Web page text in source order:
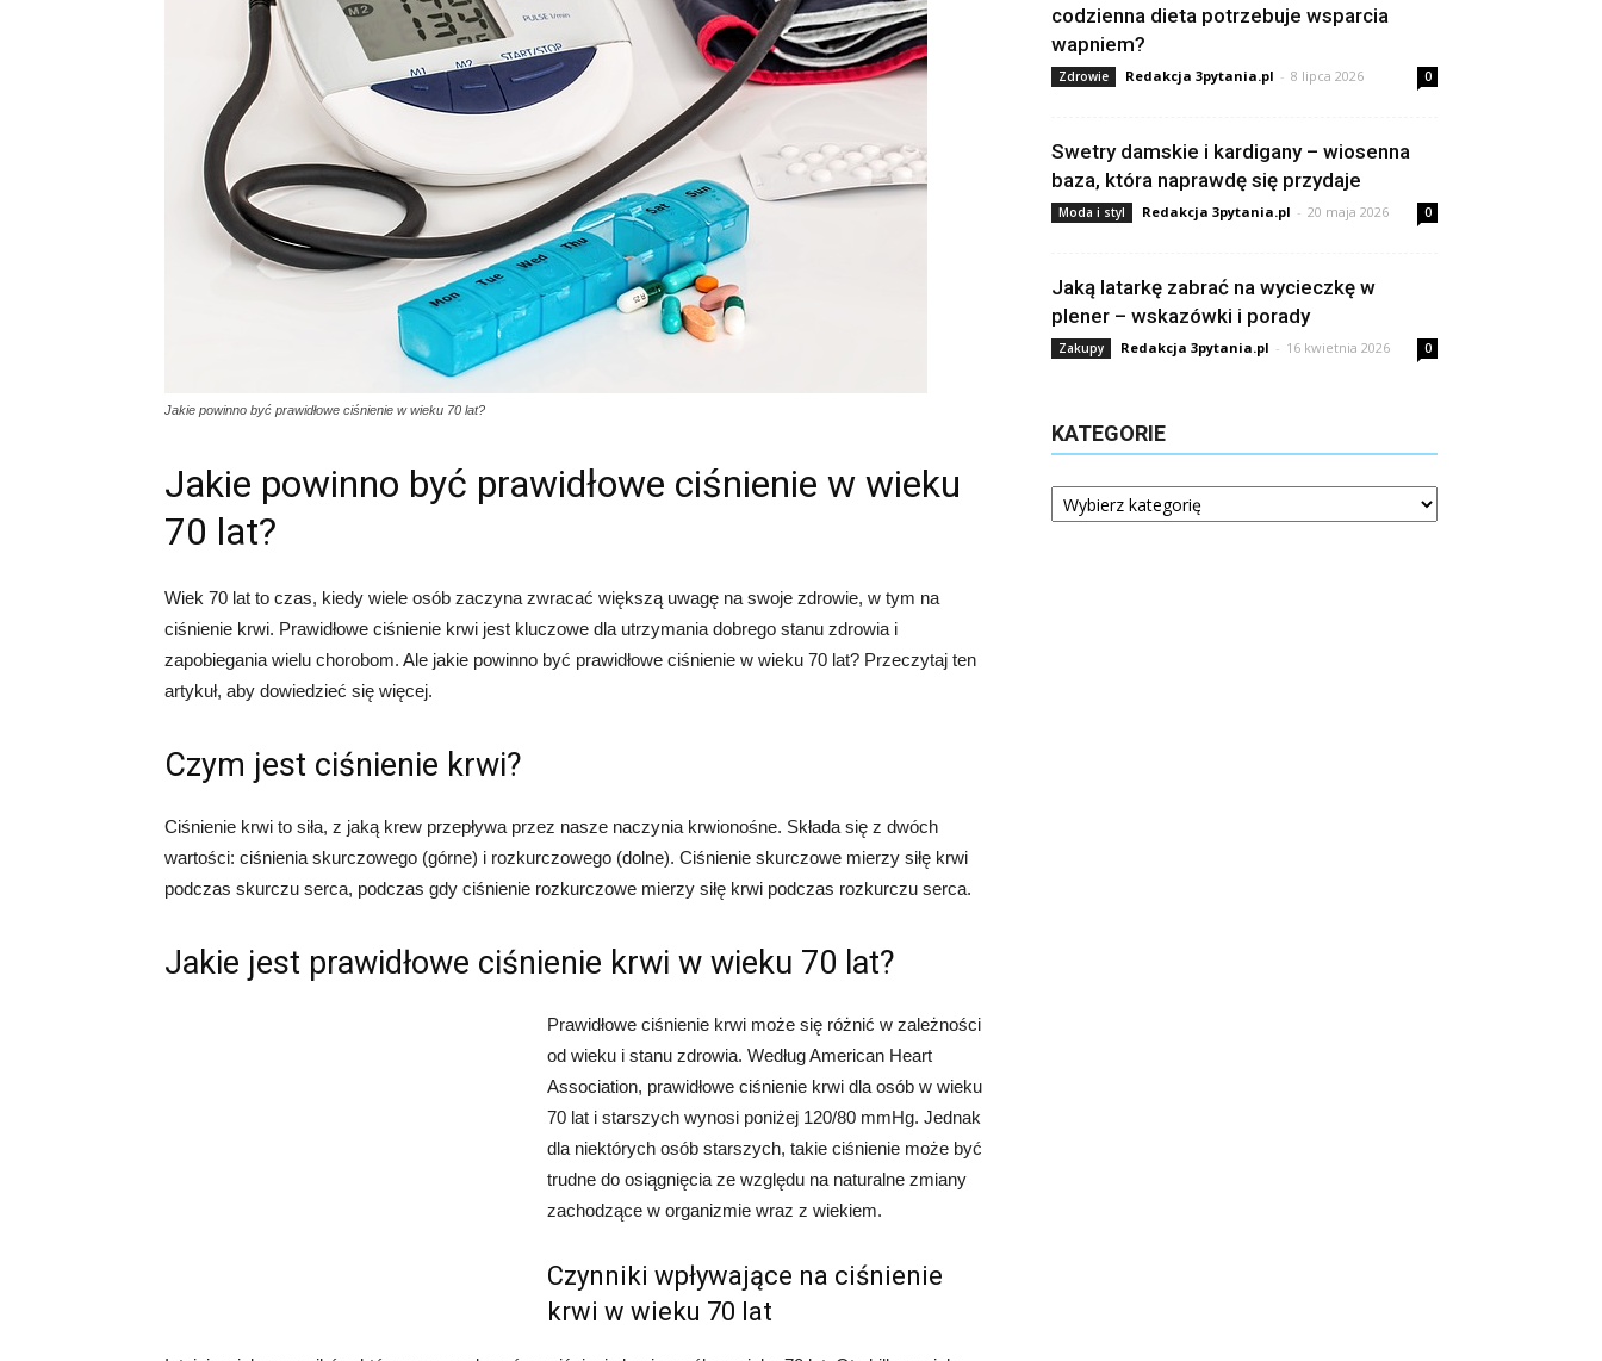
Jakie powinno być prawidłowe ciśnienie w wieku 70 lat?
Jakie powinno być prawidłowe ciśnienie w wieku
70 lat?
Wiek 70 lat to czas, kiedy wiele osób zaczyna zwracać większą uwagę na swoje zdrowie, w tym na
ciśnienie krwi. Prawidłowe ciśnienie krwi jest kluczowe dla utrzymania dobrego stanu zdrowia i
zapobiegania wielu chorobom. Ale jakie powinno być prawidłowe ciśnienie w wieku 70 lat? Przeczytaj ten
artykuł, aby dowiedzieć się więcej.
Czym jest ciśnienie krwi?
Ciśnienie krwi to siła, z jaką krew przepływa przez nasze naczynia krwionośne. Składa się z dwóch
wartości: ciśnienia skurczowego (górne) i rozkurczowego (dolne). Ciśnienie skurczowe mierzy siłę krwi
podczas skurczu serca, podczas gdy ciśnienie rozkurczowe mierzy siłę krwi podczas rozkurczu serca.
Jakie jest prawidłowe ciśnienie krwi w wieku 70 lat?
Prawidłowe ciśnienie krwi może się różnić w zależności
od wieku i stanu zdrowia. Według American Heart
Association, prawidłowe ciśnienie krwi dla osób w wieku
70 lat i starszych wynosi poniżej 120/80 mmHg. Jednak
dla niektórych osób starszych, takie ciśnienie może być
trudne do osiągnięcia ze względu na naturalne zmiany
zachodzące w organizmie wraz z wiekiem.
Czynniki wpływające na ciśnienie
krwi w wieku 70 lat
codzienna dieta potrzebuje wsparcia
wapniem?
Zdrowie Redakcja 3pytania.pl - 8 lipca 2026 0
Swetry damskie i kardigany – wiosenna
baza, która naprawdę się przydaje
Moda i styl Redakcja 3pytania.pl - 20 maja 2026 0
Jaką latarkę zabrać na wycieczkę w
plener – wskazówki i porady
Zakupy Redakcja 3pytania.pl - 16 kwietnia 2026 0
KATEGORIE
Kategorie